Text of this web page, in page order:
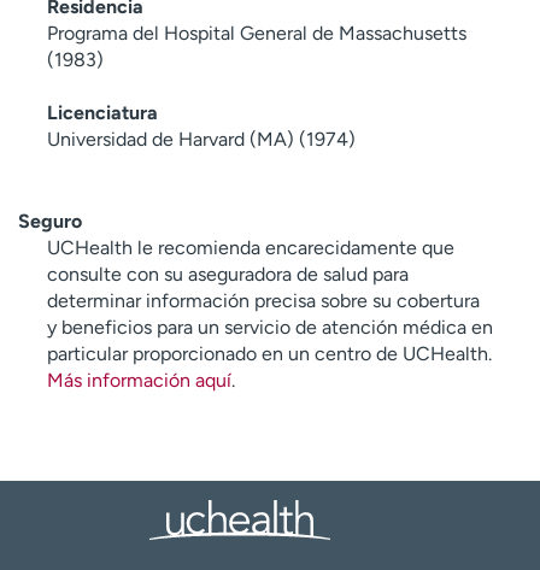
Residencia
Programa del Hospital General de Massachusetts
(1983)
Licenciatura
Universidad de Harvard (MA) (1974)
Seguro
UCHealth le recomienda encarecidamente que
consulte con su aseguradora de salud para
determinar información precisa sobre su cobertura
y beneficios para un servicio de atención médica en
particular proporcionado en un centro de UCHealth.
Más información aquí.